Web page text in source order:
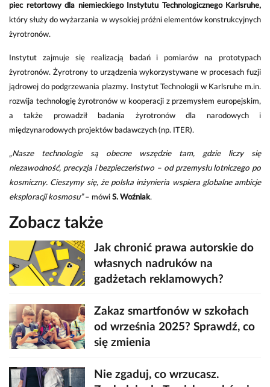
piec retortowy dla niemieckiego Instytutu Technologicznego Karlsruhe,
którysłuży do wyżarzania w wysokiej próżni elementów konstrukcyjnych
żyrotronów.
Instytut zajmuje się realizacją badań i pomiarów na prototypach
żyrotronów. Żyrotrony to urządzenia wykorzystywane w procesach fuzji
jądrowej do podgrzewania plazmy. Instytut Technologii w Karlsruhe m.in.
rozwija technologię żyrotronów w kooperacji z przemysłem europejskim,
a także prowadził badania żyrotronów dla narodowych i
międzynarodowych projektów badawczych (np. ITER).
„Nasze technologie są obecne wszędzie tam, gdzie liczy się
niezawodność, precyzja i bezpieczeństwo – od przemysłu lotniczego po
kosmiczny. Cieszymy się, że polska inżynieria wspiera globalne ambicje
eksploracji kosmosu”– mówi S. Woźniak.
Zobacz także
Jak chronić prawa autorskie do
własnych nadruków na
gadżetach reklamowych?
Zakaz smartfonów w szkołach
od września 2025? Sprawdź, co
się zmienia
Nie zgaduj, co wrzucasz.